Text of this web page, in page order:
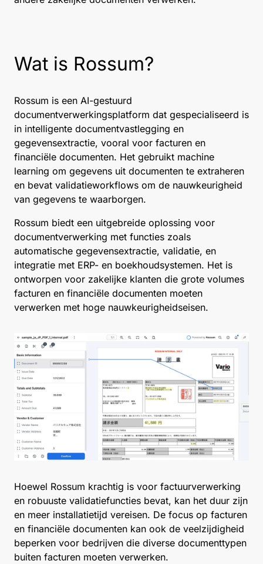
Wat is Rossum?
Rossum is een AI-gestuurd
documentverwerkingsplatform dat gespecialiseerd is
in intelligente documentvastlegging en
gegevensextractie, vooral voor facturen en
financiële documenten. Het gebruikt machine
learning om gegevens uit documenten te extraheren
en bevat validatieworkflows om de nauwkeurigheid
van gegevens te waarborgen.
Rossum biedt een uitgebreide oplossing voor
documentverwerking met functies zoals
automatische gegevensextractie, validatie, en
integratie met ERP- en boekhoudsystemen. Het is
ontworpen voor zakelijke klanten die grote volumes
facturen en financiële documenten moeten
verwerken met hoge nauwkeurigheidseisen.
Hoewel Rossum krachtig is voor factuurverwerking
en robuuste validatiefuncties bevat, kan het duur zijn
en meer installatietijd vereisen. De focus op facturen
en financiële documenten kan ook de veelzijdigheid
beperken voor bedrijven die diverse documenttypen
buiten facturen moeten verwerken.